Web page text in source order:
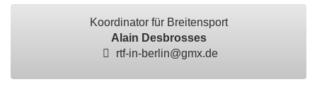
Koordinator für Breitensport
Alain Desbrosses
rtf-in-berlin@gmx.de